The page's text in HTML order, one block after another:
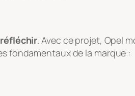
. Avec ce projet, Opel
fondamentaux de la marque :